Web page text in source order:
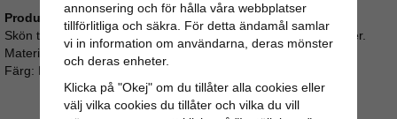
Produktbeskrivning:
Skön tröja av 100% bomull. Stretchig och skön med fint mönster.
Material: 100% cotton
Färg: Beet red / småblommigt mönster på mörklila bakgrund
annonsering och för hålla våra webbplatser
tillförlitliga och säkra. För detta ändamål samlar
vi in information om användarna, deras mönster
och deras enheter.
Klicka på "Okej" om du tillåter alla cookies eller
välj vilka cookies du tillåter och vilka du vill